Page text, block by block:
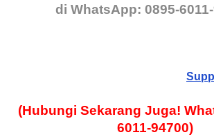
di WhatsApp: 0895-
(Hubungi Sekarang Juga!
6011-94700)